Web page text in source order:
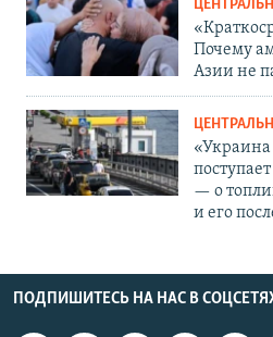
Почему
Азии не
— о
и его
ПОДПИШИТЕСЬ НА НАС В